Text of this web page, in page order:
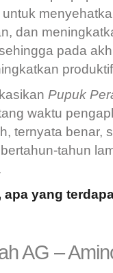
dan
pada
Pupuk
waktu
ternyata benar,
tahun
yang
AG –